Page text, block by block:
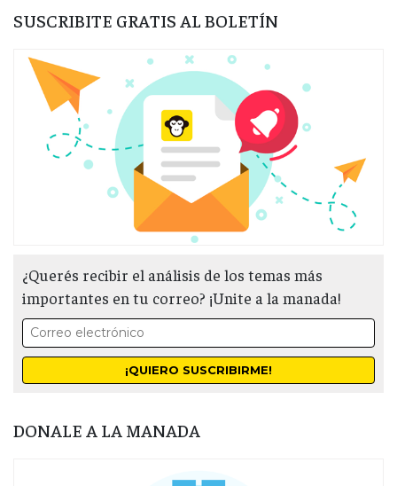
SUSCRIBITE GRATIS AL BOLETÍN
¿Querés recibir el análisis de los temas más
importantes en tu correo? ¡Unite a la manada!
DONALE A LA MANADA